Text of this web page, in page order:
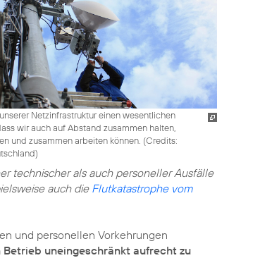
Netzinfrastruktur einen wesentlichen
wir auch auf Abstand zusammen halten,
und zusammen arbeiten können. (Credits:
)
technischer als auch personeller Ausfälle
auch die Flutkatastrophe vom
und personellen Vorkehrungen
uneingeschränkt aufrecht zu